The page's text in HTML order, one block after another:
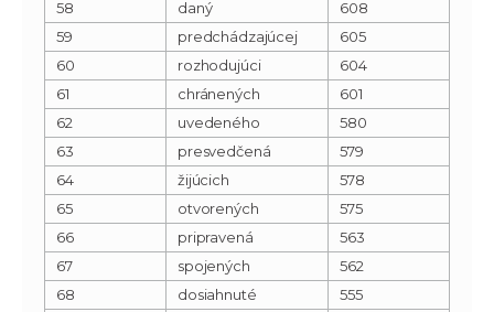
58
daný
608
59
predchádzajúcej
605
60
rozhodujúci
604
61
chránených
601
62
uvedeného
580
63
presvedčená
579
64
žijúcich
578
65
otvorených
575
66
pripravená
563
67
spojených
562
68
dosiahnuté
555